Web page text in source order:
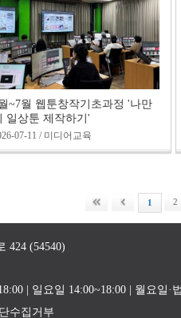
~7월 웹툰창작기초과정 '나만
일상툰 제작하기'
07-11 / 미디어교육
1 2
424 (54540)
| 일요일 14:00~18:00 | 월요일·
수집거부